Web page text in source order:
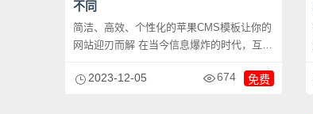
不同
简洁、高效、个性化的苹果CMS模板让你的
网站迎刃而解 在当今信息爆炸的时代，互联
2023-12-05 674 免费